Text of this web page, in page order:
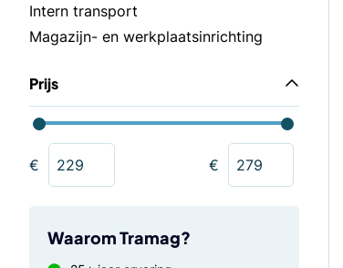
Intern transport
Magazijn- en werkplaatsinrichting
Prijs
€ €
Waarom Tramag?